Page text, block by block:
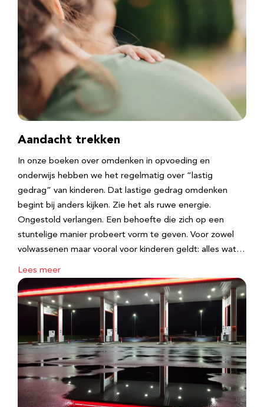
Aandacht trekken
In onze boeken over omdenken in opvoeding en
onderwijs hebben we het regelmatig over “lastig
gedrag” van kinderen. Dat lastige gedrag omdenken
begint bij anders kijken. Zie het als ruwe energie.
Ongestold verlangen. Een behoefte die zich op een
stuntelige manier probeert vorm te geven. Voor zowel
volwassenen maar vooral voor kinderen geldt: alles wat…
Lees meer